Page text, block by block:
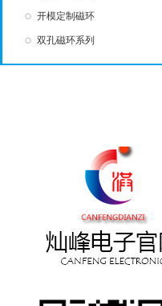
开模定制磁环
双孔磁环系列